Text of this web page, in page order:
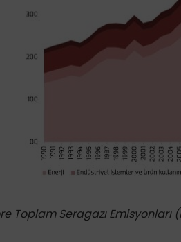
Toplam Seragazı Emisyonları